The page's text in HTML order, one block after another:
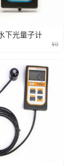
下光量子计
¥0